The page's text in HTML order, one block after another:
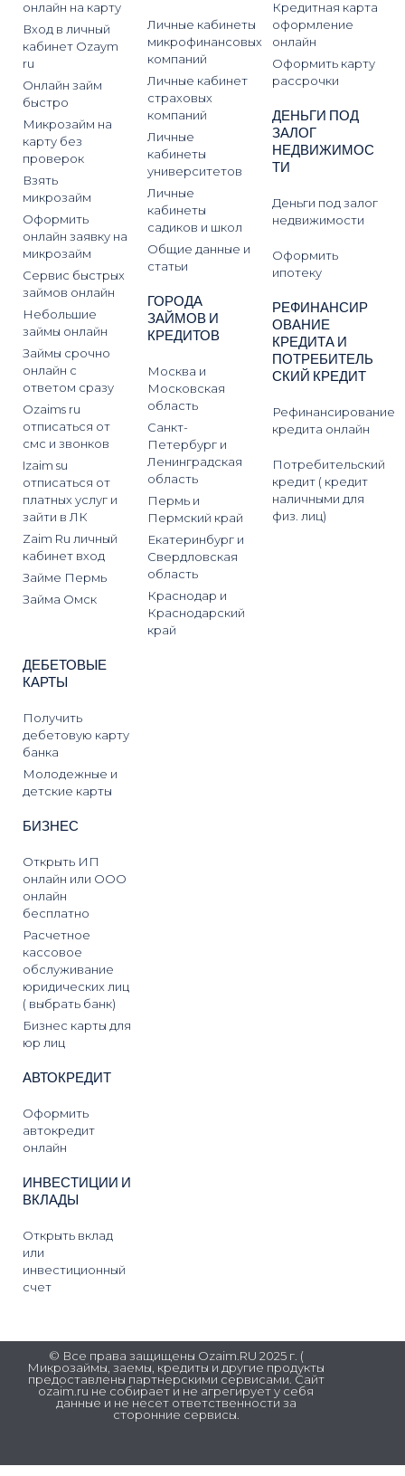
онлайн на карту
Вход в личный
кабинет Ozaym
ru
Онлайн займ
быстро
Микрозайм на
карту без
проверок
Взять
микрозайм
Оформить
онлайн заявку на
микрозайм
Сервис быстрых
займов онлайн
Небольшие
займы онлайн
Займы срочно
онлайн с
ответом сразу
Ozaims ru
отписаться от
смс и звонков
Izaim su
отписаться от
платных услуг и
зайти в ЛК
Zaim Ru личный
кабинет вход
Займе Пермь
Займа Омск
Личные кабинеты
микрофинансовых
компаний
Личные кабинет
страховых
компаний
Личные
кабинеты
университетов
Личные
кабинеты
садиков и школ
Общие данные и
статьи
ГОРОДА
ЗАЙМОВ И
КРЕДИТОВ
Москва и
Московская
область
Санкт-
Петербург и
Ленинградская
область
Пермь и
Пермский край
Екатеринбург и
Свердловская
область
Краснодар и
Краснодарский
край
Кредитная карта
оформление
онлайн
Оформить карту
рассрочки
ДЕНЬГИ ПОД
ЗАЛОГ
НЕДВИЖИМОС
ТИ
Деньги под залог
недвижимости
Оформить
ипотеку
РЕФИНАНСИР
ОВАНИЕ
КРЕДИТА И
ПОТРЕБИТЕЛЬ
СКИЙ КРЕДИТ
Рефинансирование
кредита онлайн
Потребительский
кредит ( кредит
наличными для
физ. лиц)
ДЕБЕТОВЫЕ
КАРТЫ
Получить
дебетовую карту
банка
Молодежные и
детские карты
БИЗНЕС
Открыть ИП
онлайн или ООО
онлайн
бесплатно
Расчетное
кассовое
обслуживание
юридических лиц
( выбрать банк)
Бизнес карты для
юр лиц
АВТОКРЕДИТ
Оформить
автокредит
онлайн
ИНВЕСТИЦИИ И
ВКЛАДЫ
Открыть вклад
или
инвестиционный
счет
© Все права защищены Ozaim.RU 2025 г. (
Микрозаймы, заемы, кредиты и другие продукты
предоставлены партнерскими сервисами. Сайт
ozaim.ru не собирает и не агрегирует у себя
данные и не несет ответственности за
сторонние сервисы.